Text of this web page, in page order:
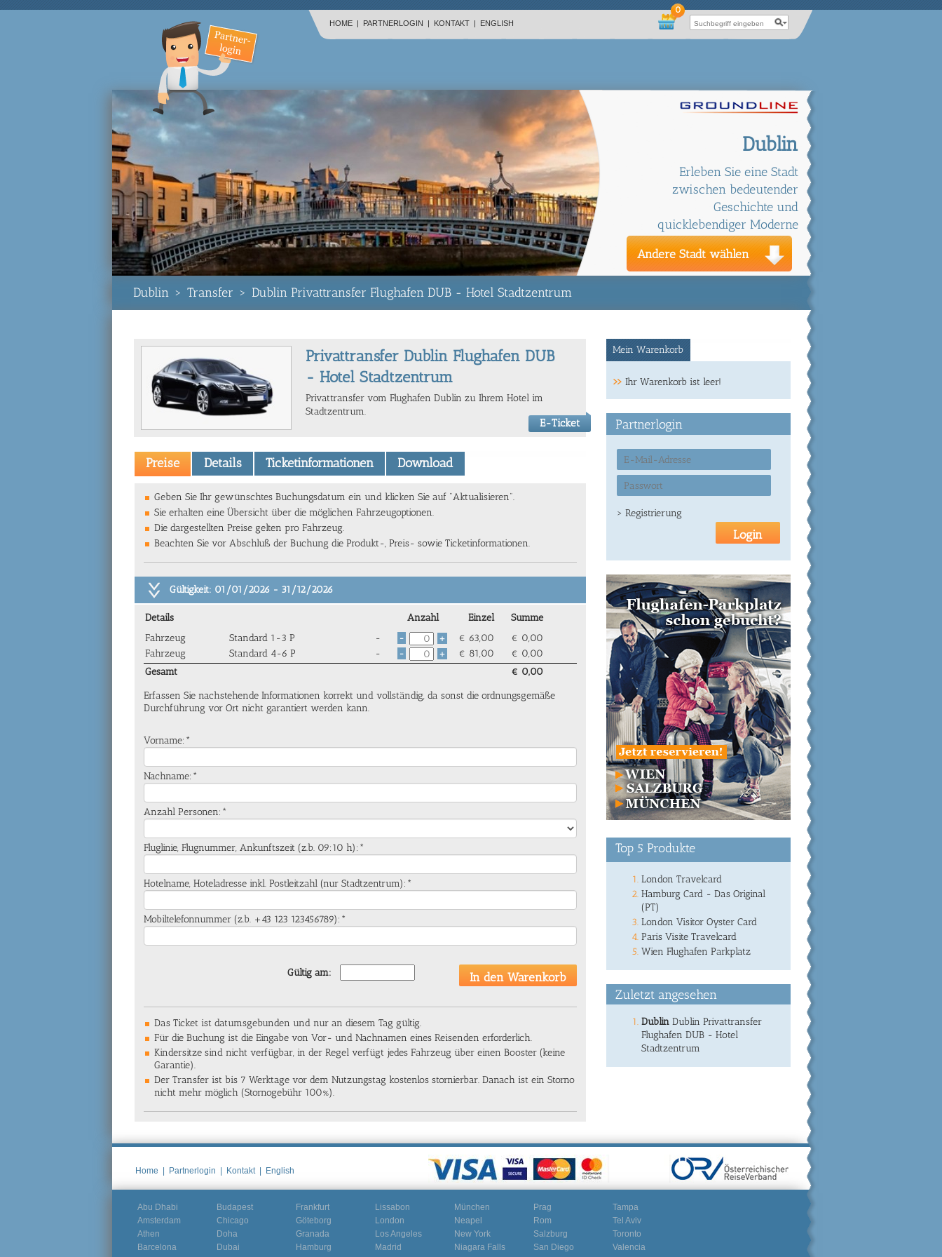
HOME | PARTNERLOGIN | KONTAKT | ENGLISH
0
Dublin
Erleben Sie eine Stadt
zwischen bedeutender
Geschichte und
quicklebendiger Moderne
Andere Stadt wählen
Dublin > Transfer > Dublin Privattransfer Flughafen DUB - Hotel Stadtzentrum
Privattransfer Dublin Flughafen DUB
- Hotel Stadtzentrum
Privattransfer vom Flughafen Dublin zu Ihrem Hotel im
Stadtzentrum.
E-Ticket
Preise Details Ticketinformationen Download
Geben Sie Ihr gewünschtes Buchungsdatum ein und klicken Sie auf "Aktualisieren".
Sie erhalten eine Übersicht über die möglichen Fahrzeugoptionen.
Die dargestellten Preise gelten pro Fahrzeug.
Beachten Sie vor Abschluß der Buchung die Produkt-, Preis- sowie Ticketinformationen.
Gültigkeit: 01/01/2026 - 31/12/2026
Details Anzahl Einzel
Summe
Fahrzeug
Standard 1-3 P - - + € 63,00 € 0,00
Fahrzeug
Standard 4-6 P - - + € 81,00 € 0,00
Gesamt
€ 0,00
Erfassen Sie nachstehende Informationen korrekt und vollständig, da sonst die ordnungsgemäße
Durchführung vor Ort nicht garantiert werden kann.
Vorname:*
Nachname:*
Anzahl Personen:*
Fluglinie, Flugnummer, Ankunftszeit (z.b. 09:10 h):*
Hotelname, Hoteladresse inkl. Postleitzahl (nur Stadtzentrum):*
Mobiltelefonnummer (z.b. +43 123 123456789):*
Gültig am:
Das Ticket ist datumsgebunden und nur an diesem Tag gültig.
Für die Buchung ist die Eingabe von Vor- und Nachnamen eines Reisenden erforderlich.
Kindersitze sind nicht verfügbar, in der Regel verfügt jedes Fahrzeug über einen Booster (keine
Garantie).
Der Transfer ist bis 7 Werktage vor dem Nutzungstag kostenlos stornierbar. Danach ist ein Storno
nicht mehr möglich (Stornogebühr 100%).
Mein Warenkorb
Ihr Warenkorb ist leer!
Partnerlogin
> Registrierung
Top 5 Produkte
London Travelcard
Hamburg Card - Das Original
(PT)
London Visitor Oyster Card
Paris Visite Travelcard
Wien Flughafen Parkplatz
Zuletzt angesehen
Dublin Dublin Privattransfer
Flughafen DUB - Hotel
Stadtzentrum
Home | Partnerlogin | Kontakt | English
Abu Dhabi
Amsterdam
Athen
Barcelona
Budapest
Chicago
Doha
Dubai
Frankfurt
Göteborg
Granada
Hamburg
Lissabon
London
Los Angeles
Madrid
München
Neapel
New York
Niagara Falls
Prag
Rom
Salzburg
San Diego
Tampa
Tel Aviv
Toronto
Valencia